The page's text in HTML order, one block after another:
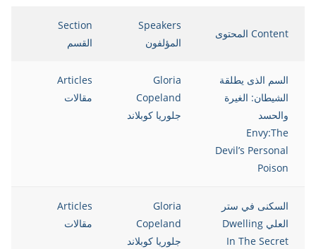
Content المحتوى
Speakers
المؤلفون
Section
القسم
السم الذى يطلقة
الشيطان: الغيرة
والحسد
Envy:The
Devil’s Personal
Poison
Gloria
Copeland
جلوريا كوبلاند
Articles
مقالات
السكنى في ستر
العلي Dwelling
In The Secret
Gloria
Copeland
جلوريا كوبلاند
Articles
مقالات